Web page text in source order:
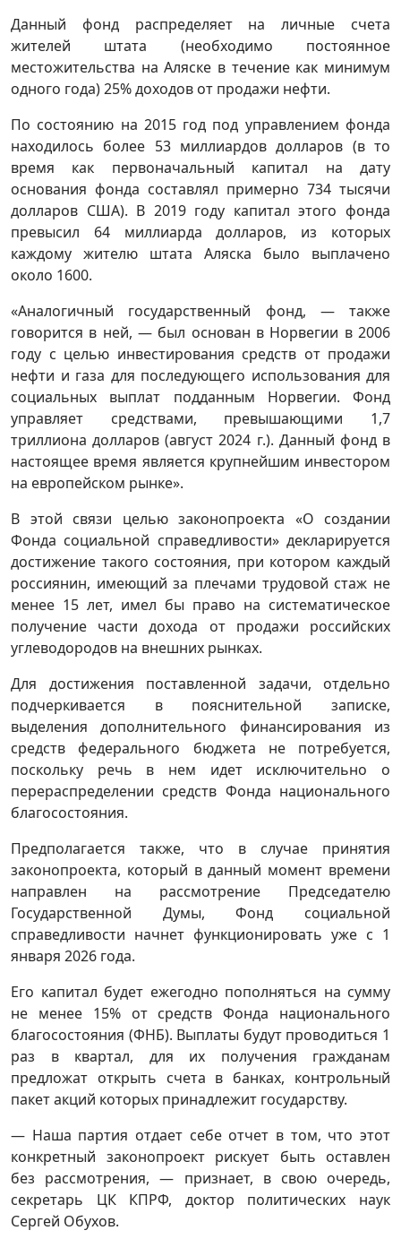
Данный фонд распределяет на личные счета
жителей штата (необходимо постоянное
местожительства на Аляске в течение как минимум
одного года) 25% доходов от продажи нефти.
По состоянию на 2015 год под управлением фонда
находилось более 53 миллиардов долларов (в то
время как первоначальный капитал на дату
основания фонда составлял примерно 734 тысячи
долларов США). В 2019 году капитал этого фонда
превысил 64 миллиарда долларов, из которых
каждому жителю штата Аляска было выплачено
около 1600.
«Аналогичный государственный фонд, — также
говорится в ней, — был основан в Норвегии в 2006
году с целью инвестирования средств от продажи
нефти и газа для последующего использования для
социальных выплат подданным Норвегии. Фонд
управляет средствами, превышающими 1,7
триллиона долларов (август 2024 г.). Данный фонд в
настоящее время является крупнейшим инвестором
на европейском рынке».
В этой связи целью законопроекта «О создании
Фонда социальной справедливости» декларируется
достижение такого состояния, при котором каждый
россиянин, имеющий за плечами трудовой стаж не
менее 15 лет, имел бы право на систематическое
получение части дохода от продажи российских
углеводородов на внешних рынках.
Для достижения поставленной задачи, отдельно
подчеркивается в пояснительной записке,
выделения дополнительного финансирования из
средств федерального бюджета не потребуется,
поскольку речь в нем идет исключительно о
перераспределении средств Фонда национального
благосостояния.
Предполагается также, что в случае принятия
законопроекта, который в данный момент времени
направлен на рассмотрение Председателю
Государственной Думы, Фонд социальной
справедливости начнет функционировать уже с 1
января 2026 года.
Его капитал будет ежегодно пополняться на сумму
не менее 15% от средств Фонда национального
благосостояния (ФНБ). Выплаты будут проводиться 1
раз в квартал, для их получения гражданам
предложат открыть счета в банках, контрольный
пакет акций которых принадлежит государству.
— Наша партия отдает себе отчет в том, что этот
конкретный законопроект рискует быть оставлен
без рассмотрения, — признает, в свою очередь,
секретарь ЦК КПРФ, доктор политических наук
Сергей Обухов.